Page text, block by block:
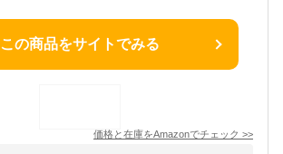
この商品をサイトでみる
価格と在庫をAmazonでチェック >>